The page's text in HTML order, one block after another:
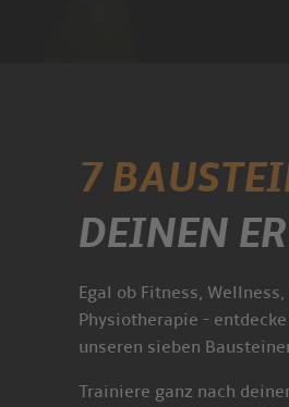
7
DEINEN
Egal ob Fitness,
Physiotherapie -
unseren sieben
Trainiere ganz nach